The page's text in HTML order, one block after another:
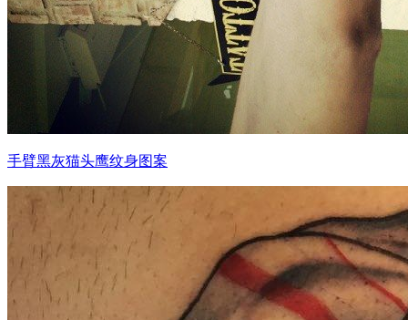
手臂黑灰猫头鹰纹身图案